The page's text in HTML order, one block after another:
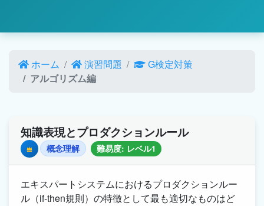
ホーム 演習問題
G検定対策
アルゴリズム編
知識表現とプロダクションルール
Premium概念理解 難易度: レベル1
エキスパートシステムにおけるプロダクションルー
ル（if-then規則）の特徴として最も適切なものはど